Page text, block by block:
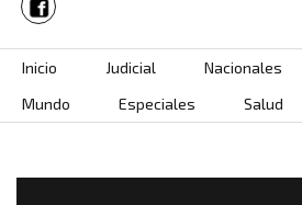
Skip to content
Inicio Judicial Nacionales
Mundo
Especiales Salud